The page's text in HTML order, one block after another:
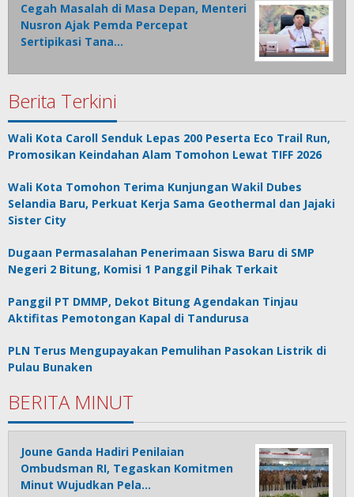
Cegah Masalah di Masa Depan, Menteri
Nusron Ajak Pemda Percepat
Sertipikasi Tana…
Berita Terkini
Wali Kota Caroll Senduk Lepas 200 Peserta Eco Trail Run,
Promosikan Keindahan Alam Tomohon Lewat TIFF 2026
Wali Kota Tomohon Terima Kunjungan Wakil Dubes
Selandia Baru, Perkuat Kerja Sama Geothermal dan Jajaki
Sister City
Dugaan Permasalahan Penerimaan Siswa Baru di SMP
Negeri 2 Bitung, Komisi 1 Panggil Pihak Terkait
Panggil PT DMMP, Dekot Bitung Agendakan Tinjau
Aktifitas Pemotongan Kapal di Tandurusa
PLN Terus Mengupayakan Pemulihan Pasokan Listrik di
Pulau Bunaken
BERITA MINUT
Joune Ganda Hadiri Penilaian
Ombudsman RI, Tegaskan Komitmen
Minut Wujudkan Pela…